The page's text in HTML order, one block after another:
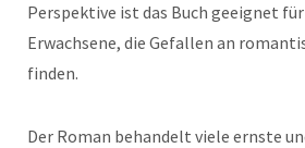
Perspektive ist das Buch geeignet
Erwachsene, die Gefallen an
finden.
Der Roman behandelt viele ernste